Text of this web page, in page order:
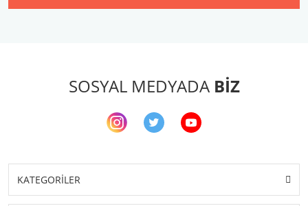
SOSYAL MEDYADA BİZ
KATEGORİLER